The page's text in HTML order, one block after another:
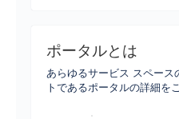
ポータルとは
あらゆるサービス スペー
トであるポータルの詳細を